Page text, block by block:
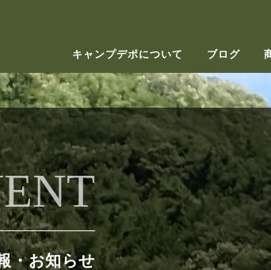
キャンプデポについて ブログ
・お知らせ